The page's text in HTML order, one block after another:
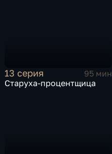
13 серия
95 мин
Старуха-процентщица